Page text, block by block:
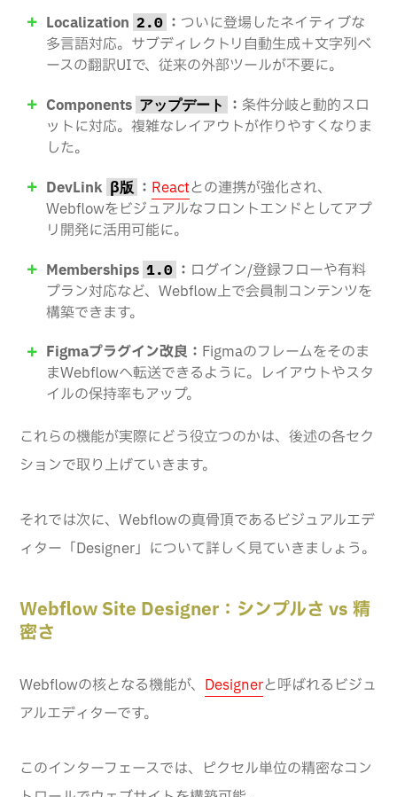
Localization 2.0 ： ついに登場したネイティブな
多言語対応。サブディレクトリ自動生成＋文字列ベ
ースの翻訳UIで、従来の外部ツールが不要に。
Components アップデート ： 条件分岐と動的スロ
ットに対応。複雑なレイアウトが作りやすくなりま
した。
DevLink β版 ： Reactとの連携が強化され、
Webflowをビジュアルなフロントエンドとしてアプ
リ開発に活用可能に。
Memberships 1.0 ： ログイン/登録フローや有料
プラン対応など、Webflow上で会員制コンテンツを
構築できます。
Figmaプラグイン改良： Figmaのフレームをそのま
まWebflowへ転送できるように。レイアウトやスタ
イルの保持率もアップ。
これらの機能が実際にどう役立つのかは、後述の各セク
ションで取り上げていきます。
それでは次に、Webflowの真骨頂であるビジュアルエデ
ィター「Designer」について詳しく見ていきましょう。
Webflow Site Designer：シンプルさ vs 精
密さ
Webflowの核となる機能が、 Designerと呼ばれるビジュ
アルエディターです。
このインターフェースでは、ピクセル単位の精密なコン